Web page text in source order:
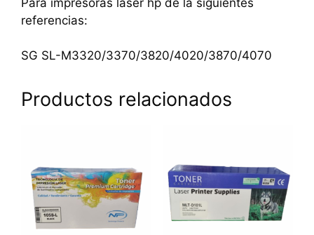
referencias:
SG SL-M3320/3370/3820/4020/3870/4070
Productos relacionados